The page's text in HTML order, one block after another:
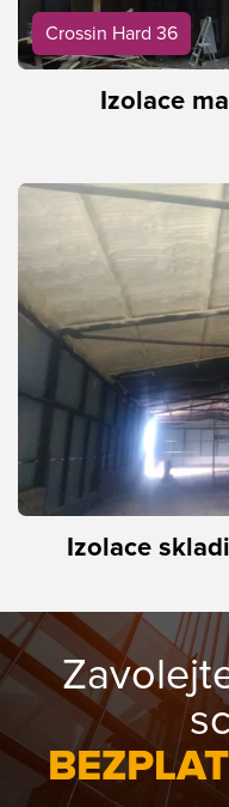
Crossin Hard 36
Izolace
Izolace